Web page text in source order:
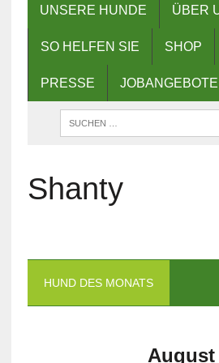
UNSERE HUNDE ÜBER
SO HELFEN SIE SHOP
PRESSE JOBANGEBOTE
Shanty
HUND DES MONATS
August